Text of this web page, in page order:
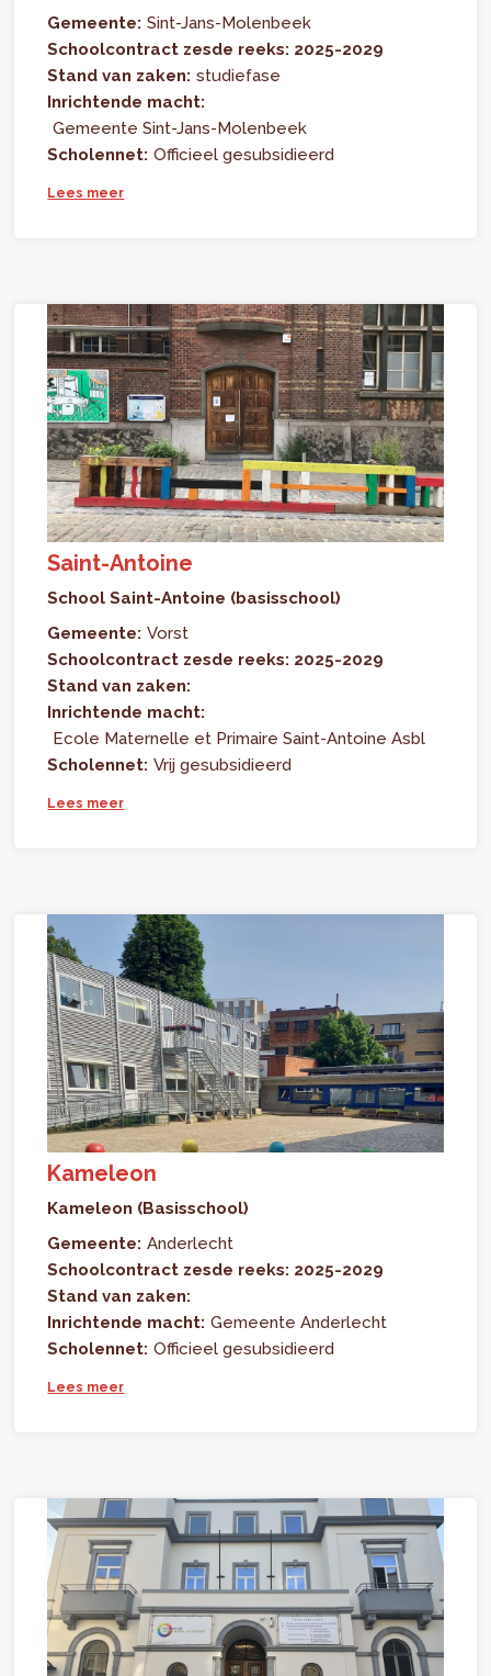
Gemeente: Sint-Jans-Molenbeek
Schoolcontract zesde reeks: 2025-2029
Stand van zaken: studiefase
Inrichtende macht:
Gemeente Sint-Jans-Molenbeek
Scholennet: Officieel gesubsidieerd
Lees meer
Saint-Antoine
School Saint-Antoine (basisschool)
Gemeente: Vorst
Schoolcontract zesde reeks: 2025-2029
Stand van zaken:
Inrichtende macht:
Ecole Maternelle et Primaire Saint-Antoine Asbl
Scholennet: Vrij gesubsidieerd
Lees meer
Kameleon
Kameleon (Basisschool)
Gemeente: Anderlecht
Schoolcontract zesde reeks: 2025-2029
Stand van zaken:
Inrichtende macht: Gemeente Anderlecht
Scholennet: Officieel gesubsidieerd
Lees meer